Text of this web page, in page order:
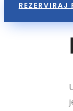
REZERVIRAJ